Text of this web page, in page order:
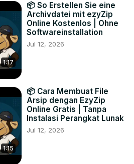
1:17
📦 So Erstellen Sie eine
Archivdatei mit ezyZip
Online Kostenlos | Ohne
Softwareinstallation
Jul 12, 2026
1:15
📦 Cara Membuat File
Arsip dengan EzyZip
Online Gratis | Tanpa
Instalasi Perangkat Lunak
Jul 12, 2026